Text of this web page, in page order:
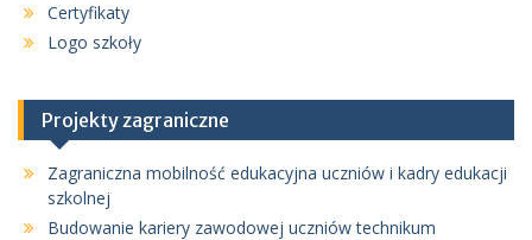
Certyfikaty
Logo szkoły
Projekty zagraniczne
Zagraniczna mobilność edukacyjna uczniów i kadry edukacji
szkolnej
Budowanie kariery zawodowej uczniów technikum